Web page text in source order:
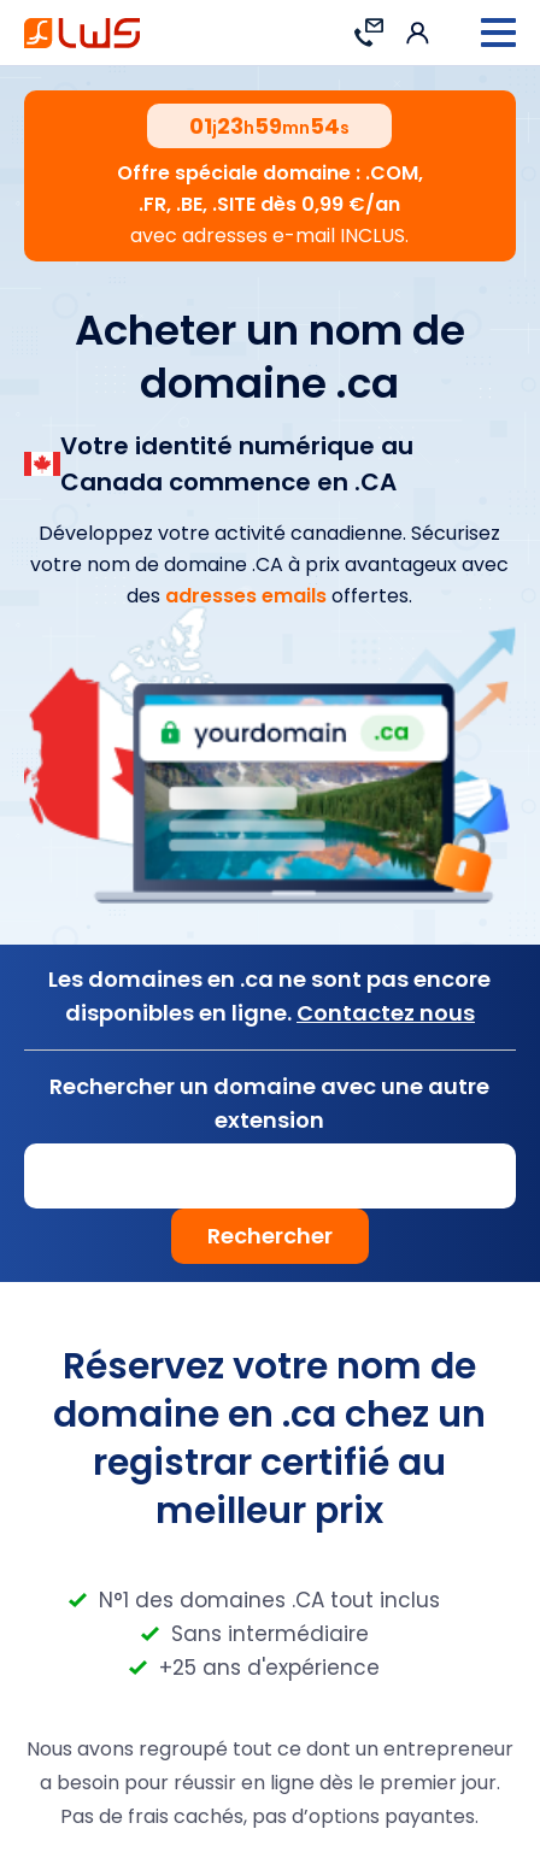
Contact Connexion
01j23h59mn53s
Offre spéciale domaine : .COM,
.FR, .BE, .SITE dès 0,99 €/an
avec adresses e-mail INCLUS.
Acheter un nom de
domaine .ca
Votre identité numérique au
Canada commence en .CA
Développez votre activité canadienne. Sécurisez
votre nom de domaine .CA à prix avantageux avec
des adresses emailsoffertes.
Les domaines en .ca ne sont pas encore
disponibles en ligne. Contactez nous
Rechercher un domaine avec une autre
extension
Rechercher
Réservez votre nom de
domaine en .ca chez un
registrar certifié au
meilleur prix
N°1 des domaines .CA tout inclus
Sans intermédiaire
+25 ans d'expérience
Nous avons regroupé tout ce dont un entrepreneur
a besoin pour réussir en ligne dès le premier jour.
Pas de frais cachés, pas d’options payantes.